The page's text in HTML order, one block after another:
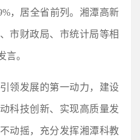
，居全省前列。湘潭高新
市财政局、市统计局等相
言。
领发展的第一动力，建设
科技创新、实现高质量发
动摇，充分发挥湘潭科教